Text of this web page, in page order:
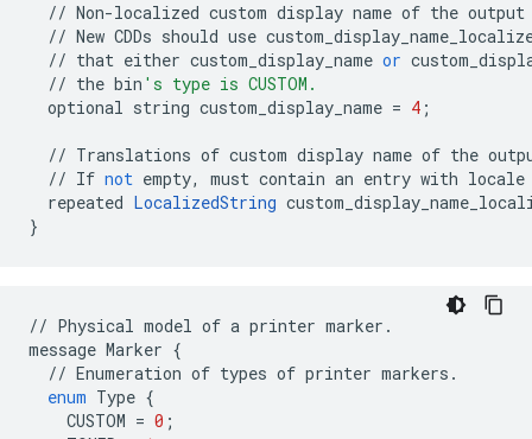
// Non-localized custom display name of the output
// New CDDs should use
// that either custom_display_name or
// the bin 's type is CUSTOM.
optional string custom_display_name = 4 ;
// Translations of custom display name of the
// If not empty, must contain an entry with locale
repeated LocalizedString
}
// Physical model of a printer marker .
message Marker {
// Enumeration of types of printer markers .
enum Type {
CUSTOM = 0 ;